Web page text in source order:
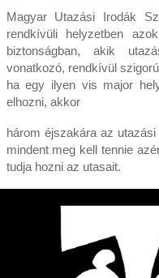
Magyar Utazási Irodák
rendkívüli helyzetben
biztonságban, akik
vonatkozó, rendkívül
ha egy ilyen vis major
elhozni, akkor
három éjszakára az
mindent meg kell tennie
tudja hozni az utasait.